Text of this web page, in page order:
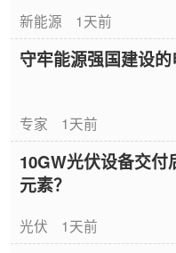
新能源 1天前
守牢能源强国建设
专家 1天前
10GW光伏设备交
元素？
光伏 1天前